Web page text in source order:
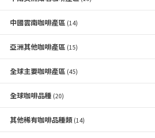
中國雲南咖啡產區 (14)
亞洲其他咖啡產區 (15)
全球主要咖啡產區 (45)
全球咖啡品種 (20)
其他稀有咖啡品種類 (14)